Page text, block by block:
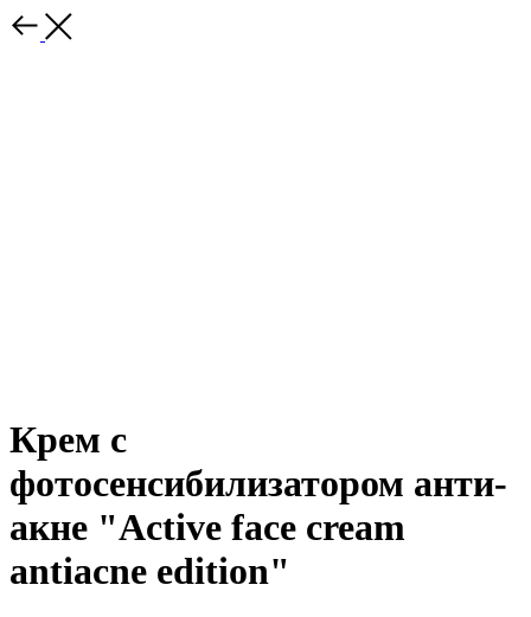
Крем с
фотосенсибилизатором анти-
акне "Active face cream
antiacne edition"